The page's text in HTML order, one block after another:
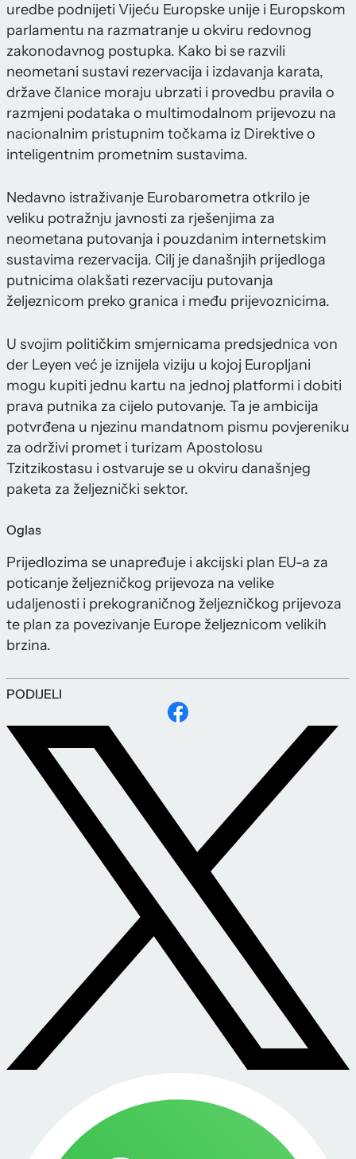
uredbe podnijeti Vijeću Europske unije i Europskom
parlamentu na razmatranje u okviru redovnog
zakonodavnog postupka. Kako bi se razvili
neometani sustavi rezervacija i izdavanja karata,
države članice moraju ubrzati i provedbu pravila o
razmjeni podataka o multimodalnom prijevozu na
nacionalnim pristupnim točkama iz Direktive o
inteligentnim prometnim sustavima.
Nedavno istraživanje Eurobarometra otkrilo je
veliku potražnju javnosti za rješenjima za
neometana putovanja i pouzdanim internetskim
sustavima rezervacija. Cilj je današnjih prijedloga
putnicima olakšati rezervaciju putovanja
željeznicom preko granica i među prijevoznicima.
U svojim političkim smjernicama predsjednica von
der Leyen već je iznijela viziju u kojoj Europljani
mogu kupiti jednu kartu na jednoj platformi i dobiti
prava putnika za cijelo putovanje. Ta je ambicija
potvrđena u njezinu mandatnom pismu povjereniku
za održivi promet i turizam Apostolosu
Tzitzikostasu i ostvaruje se u okviru današnjeg
paketa za željeznički sektor.
Oglas
Prijedlozima se unapređuje i akcijski plan EU-a za
poticanje željezničkog prijevoza na velike
udaljenosti i prekograničnog željezničkog prijevoza
te plan za povezivanje Europe željeznicom velikih
brzina.
PODIJELI